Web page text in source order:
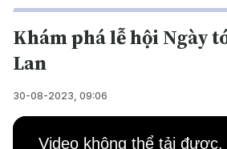
Khám phá lễ hội Ngày
Lan
30-08-2023, 09:06
This
Video không thể tải